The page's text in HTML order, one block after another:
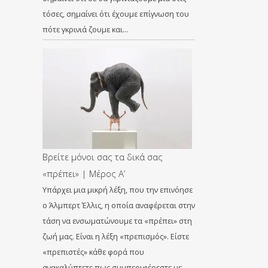
τόσες, σημαίνει ότι έχουμε επίγνωση του
πότε γκρινιά ζουμε και…
Βρείτε μόνοι σας τα δικά σας
«πρέπει» | Μέρος Α’
Υπάρχει μια μικρή λέξη, που την επινόησε
ο Άλμπερτ Έλλις, η οποία αναφέρεται στην
τάση να ενσωματώνουμε τα «πρέπει» στη
ζωή μας. Είναι η λέξη «πρεπισμός». Είστε
«πρεπιστές» κάθε φορά που